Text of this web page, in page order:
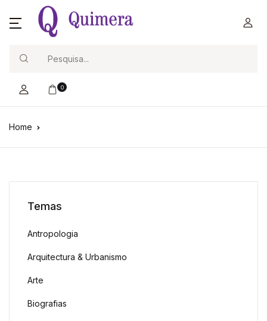
0
Home
Temas
Antropologia
Arquitectura & Urbanismo
Arte
Biografias